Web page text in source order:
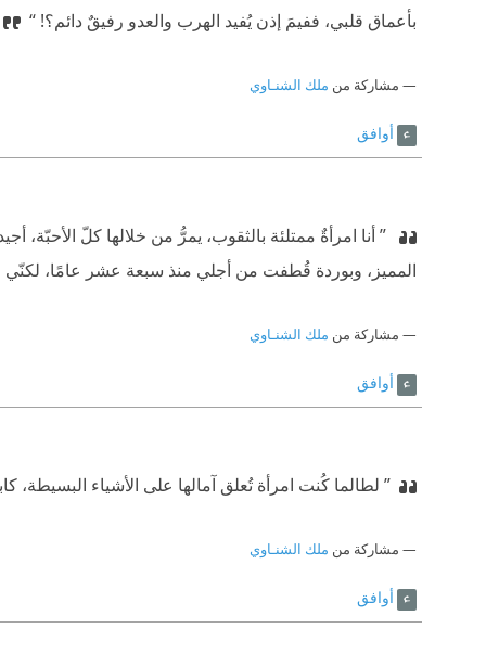
بأعماق قلبي، ففيمَ إذن يُفيد الهرب والعدو رفيقٌ دائم؟!‏ “
مشاركة من ملك الشنـاوي
أوافق
‏” أنا امرأةٌ ممتلئة بالثقوب، يمرُّ من خلالها كلّ
المميز، وبوردة قُطفت من أجلي منذ سبعة عشر عامًا، لكنّي
مشاركة من ملك الشنـاوي
أوافق
” لطالما كُنت امرأة تُعلق آمالها على الأشياء
مشاركة من ملك الشنـاوي
أوافق